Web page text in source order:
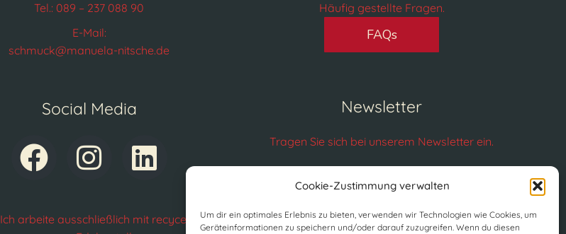
Cookie-Zustimmung verwalten
Um dir ein optimales Erlebnis zu bieten, verwenden wir Technologien wie Cookies, um
Geräteinformationen zu speichern und/oder darauf zuzugreifen. Wenn du diesen
Tel.: 089 – 237 088 90
E-Mail:
schmuck@manuela-nitsche.de
Social Media
Ich arbeite ausschließlich mit recyceltem
Häufig gestellte Fragen.
FAQs
Newsletter
Tragen Sie sich bei unserem Newsletter ein.
Newsletter anmelden